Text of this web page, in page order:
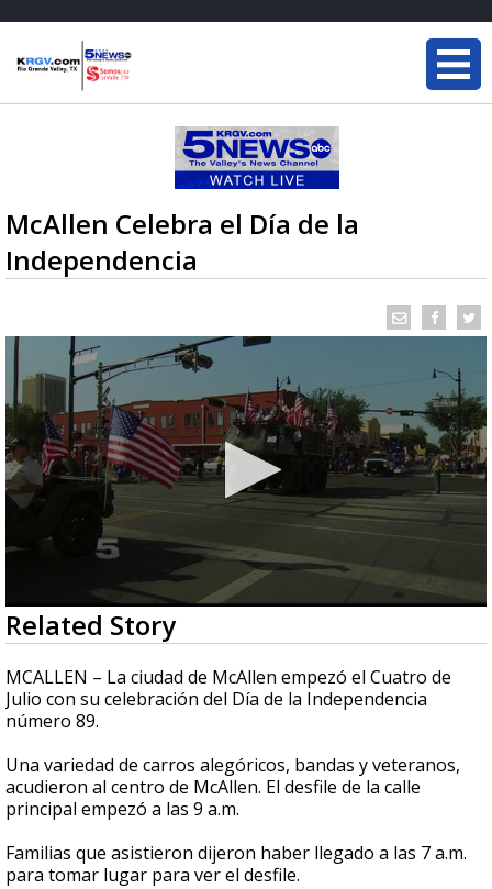
McAllen Celebra el Día de la
Independencia
0
seconds
of
1
minute,
19
seconds
Related Story
MCALLEN – La ciudad de McAllen empezó el Cuatro de
Julio con su celebración del Día de la Independencia
número 89.
Una variedad de carros alegóricos, bandas y veteranos,
acudieron al centro de McAllen. El desfile de la calle
principal empezó a las 9 a.m.
Familias que asistieron dijeron haber llegado a las 7 a.m.
para tomar lugar para ver el desfile.